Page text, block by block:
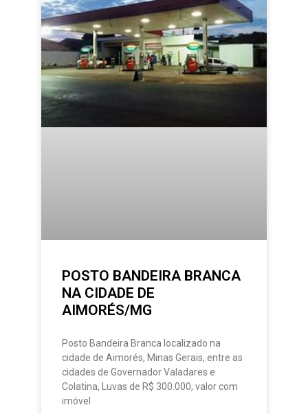
POSTO BANDEIRA BRANCA
NA CIDADE DE
AIMORÉS/MG
Posto Bandeira Branca localizado na
cidade de Aimorés, Minas Gerais, entre as
cidades de Governador Valadares e
Colatina, Luvas de R$ 300.000, valor com
imóvel